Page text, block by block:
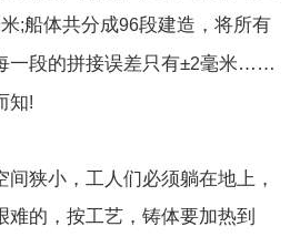
;船体共分成96段建造，将所有
一段的拼接误差只有±2毫米……
知!
狭小，工人们必须躺在地上，
难的，按工艺，铸体要加热到